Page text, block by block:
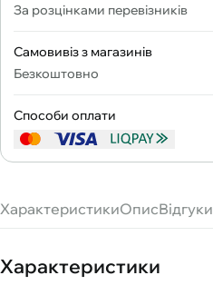
За розцінками перевізників
Самовивіз з магазинів
Безкоштовно
Способи оплати
ХарактеристикиОписВідгуки
Характеристики